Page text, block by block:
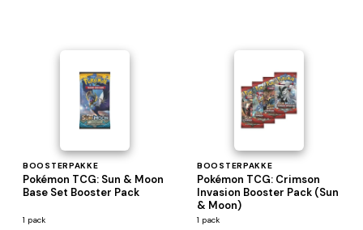
BOOSTERPAKKE
Pokémon TCG: Sun & Moon
Base Set Booster Pack
1 pack
BOOSTERPAKKE
Pokémon TCG: Crimson
Invasion Booster Pack (Sun
& Moon)
1 pack